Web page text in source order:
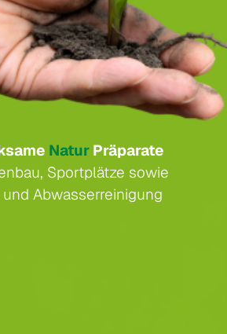
Natur Präparate
Sportplätze sowie
Abwasserreinigung